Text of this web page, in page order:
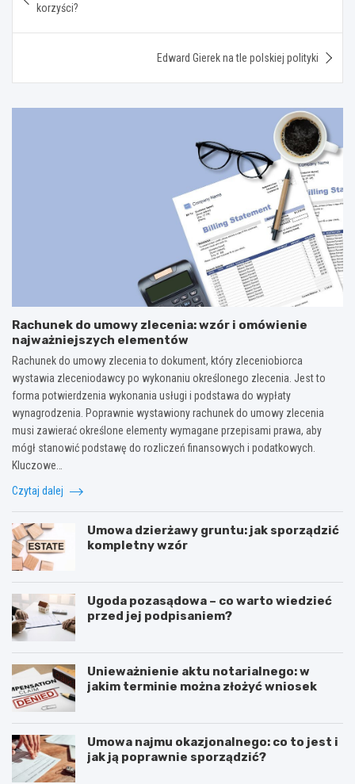
korzyści?
Edward Gierek na tle polskiej polityki
Rachunek do umowy zlecenia: wzór i omówienie
najważniejszych elementów
Rachunek do umowy zlecenia to dokument, który zleceniobiorca
wystawia zleceniodawcy po wykonaniu określonego zlecenia. Jest to
forma potwierdzenia wykonania usługi i podstawa do wypłaty
wynagrodzenia. Poprawnie wystawiony rachunek do umowy zlecenia
musi zawierać określone elementy wymagane przepisami prawa, aby
mógł stanowić podstawę do rozliczeń finansowych i podatkowych.
Kluczowe…
Czytaj dalej
Umowa dzierżawy gruntu: jak sporządzić
kompletny wzór
Ugoda pozasądowa – co warto wiedzieć
przed jej podpisaniem?
Unieważnienie aktu notarialnego: w
jakim terminie można złożyć wniosek
Umowa najmu okazjonalnego: co to jest i
jak ją poprawnie sporządzić?
E
P